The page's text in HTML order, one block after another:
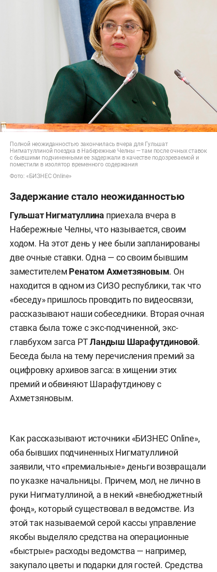
Полной неожиданностью закончилась вчера для Гульшат
Нигматуллиной поездка в Набережные Челны — там после очных ставок
с бывшими подчиненными ее задержали в качестве подозреваемой и
поместили в изолятор временного содержания
Фото: «БИЗНЕС Online»
Задержание стало неожиданностью
Гульшат Нигматуллина приехала вчера в
Набережные Челны, что называется, своим
ходом. На этот день у нее были запланированы
две очные ставки. Одна — со своим бывшим
заместителем Ренатом Ахметзяновым. Он
находится в одном из СИЗО республики, так что
«беседу» пришлось проводить по видеосвязи,
рассказывают наши собеседники. Вторая очная
ставка была тоже с экс-подчиненной, экс-
главбухом загса РТЛандыш Шарафутдиновой.
Беседа была на тему перечисления премий за
оцифровку архивов загса: в хищении этих
премий и обвиняют Шарафутдинову с
Ахметзяновым.
Как рассказывают источники «БИЗНЕС Online»,
оба бывших подчиненных Нигматуллиной
заявили, что «премиальные» деньги возвращали
по указке начальницы. Причем, мол, не лично в
руки Нигматуллиной, а в некий «внебюджетный
фонд», который существовал в ведомстве. Из
этой так называемой серой кассы управление
якобы выделяло средства на операционные
«быстрые» расходы ведомства — например,
закупало цветы и подарки для гостей. Средства